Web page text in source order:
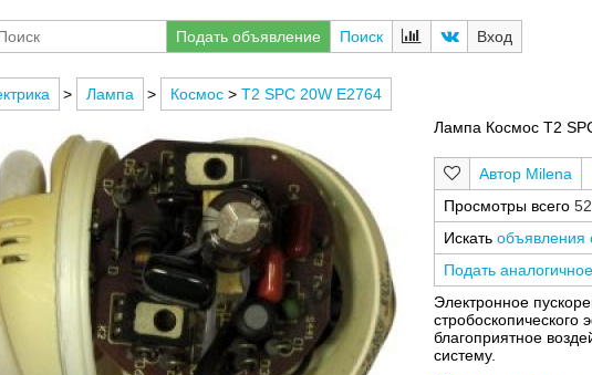
Подать объявление Поиск Вход
> Лампа > Космос> T2 SPC 20W E2764
Лампа Космос T2
Milena
Просмотры всего
Искать объявления
Подать
Электронное
благоприятное
систему.